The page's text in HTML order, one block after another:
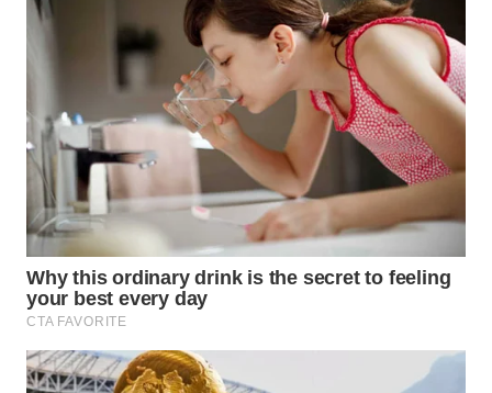
PRIANGAN
SEMARANG
WN
SOLO
WN
BOROBUDUR
MADURA